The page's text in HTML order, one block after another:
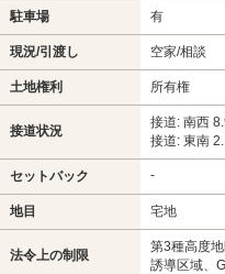
駐車場 有
現況/引渡し 空家/相談
土地権利 所有権
接道状況
接道: 南西
接道: 東南
セットバック -
地目 宅地
法令上の制限
第3種高度
誘導区域、